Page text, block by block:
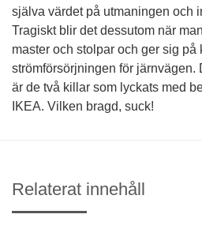
själva värdet på utmaningen och
Tragiskt blir det dessutom när
master och stolpar och ger sig på
strömförsörjningen för järnvägen.
är de två killar som lyckats med
IKEA. Vilken bragd, suck!
Relaterat innehåll